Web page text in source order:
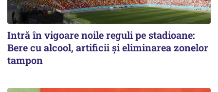
Intră în vigoare noile reguli pe stadioane:
Bere cu alcool, artificii și eliminarea zonelor
tampon